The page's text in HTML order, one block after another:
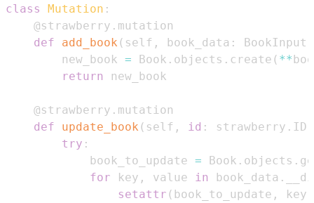
class Mutation :
@strawberry . mutation
def
add_book ( self , book_data : BookInput
        new_book
= Book . objects . create ( **
return
@strawberry . mutation
def
update_book ( self , id : strawberry . ID
try :
            book_to_update
= Book . objects .
for key , value in book_data .
setattr ( book_to_update , key